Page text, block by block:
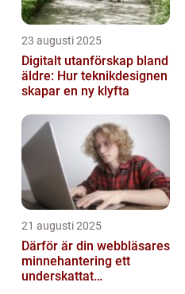
23 augusti 2025
Digitalt utanförskap bland
äldre: Hur teknikdesignen
skapar en ny klyfta
21 augusti 2025
Därför är din webbläsares
minnehantering ett
underskattat